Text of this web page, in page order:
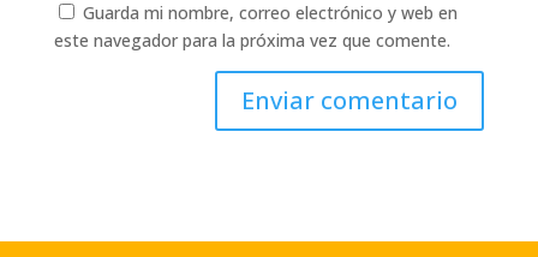
Guarda mi nombre, correo electrónico y web en
este navegador para la próxima vez que comente.
Enviar comentario